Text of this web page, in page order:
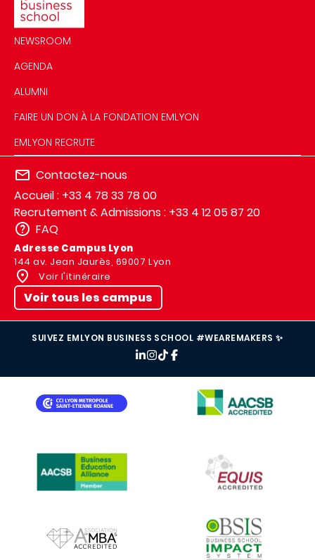
NEWSROOM
AGENDA
ALUMNI
FAIRE UN DON À LA FONDATION EMLYON
EMLYON RECRUTE
Contactez-nous
Accueil : +33 4 78 33 78 00
Recrutement & Admissions : +33 4 12 05 87 20
FAQ
Adresse Campus Lyon
144 av. Jean Jaurès, 69007 Lyon
Voir l'itinéraire
Voir tous les campus
SUIVEZ EMLYON BUSINESS SCHOOL #WEAREMAKERS ✨
IMAGE
IMAGE
IMAGE